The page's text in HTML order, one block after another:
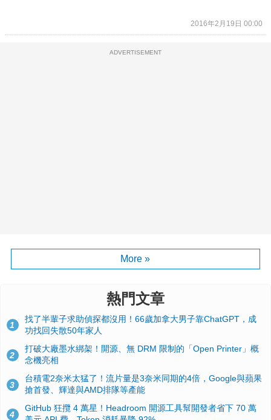
2016年2月19日 00:00
ADVERTISEMENT
More »
熱門文章
1
找了半輩子求助偵探都沒用！66歲加拿大男子靠ChatGPT，成
功找回失散50年家人
2
打破大廠墨水綁架！開源、無 DRM 限制的「Open Printer」概
念機亮相
3
台積電2奈米太猛了！流片量是3奈米同期的4倍，Google與蘋果
搶首發、輝達與AMD排隊等產能
4
GitHub 狂攬 4 萬星！Headroom 開源工具幫開發者省下 70 萬